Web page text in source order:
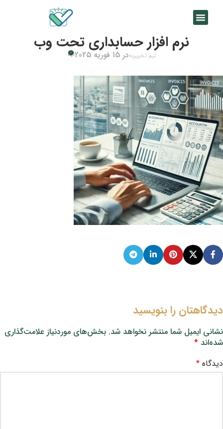
نرم‌ افزار حسابداری تحت وب
تیم تحریریهدر 15 فوریه 2025 0
دیدگاهتان را بنویسید
نشانی ایمیل شما منتشر نخواهد شد. بخش‌های موردنیاز علامت‌گذاری
شده‌اند *
دیدگاه *